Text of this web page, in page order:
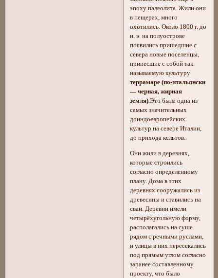
эпоху палеолита. Жили они
в пещерах, много
охотились. Около 1800 г. до
н. э. на полуострове
появились пришедшие с
севера новые поселенцы,
принесшие с собой так
называемую культуру
террамаре (по-итальянски
— черная, жирная
земля).Это была одна из
самых значительных
доиндоевропейских
культур на севере Италии,
до прихода кельтов.
Они жили в деревнях,
которые строились
согласно определенному
плану. Дома в этих
деревнях сооружались из
древесины и ставились на
сваи. Деревни имели
четырёхугольную форму,
располагались на суше
рядом с речными руслами,
и улицы в них пересекались
под прямым углом согласно
заранее составленному
проекту, что было